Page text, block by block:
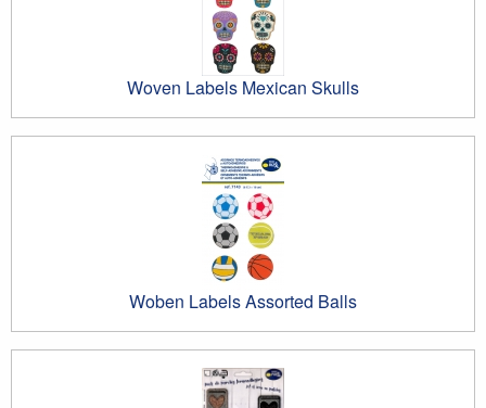
Woven Labels Mexican Skulls
Woben Labels Assorted Balls